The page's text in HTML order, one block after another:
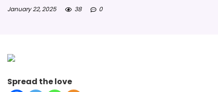
January 22, 2025 38 0
Spread the love